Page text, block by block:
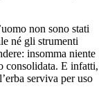
non sono stati
né gli strumenti
insomma niente
consolidata. E infatti,
serviva per uso